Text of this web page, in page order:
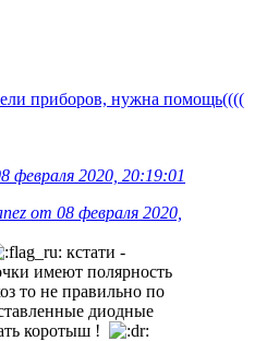
приборов, нужна помощь((((
2020, 20:19:01
от 08 февраля 2020,
кстати -
имеют полярность
то не правильно по
диодные
коротыш !